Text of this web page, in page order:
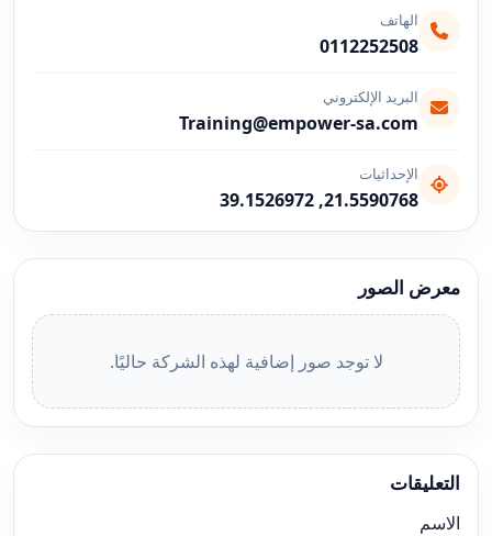
الهاتف
0112252508
البريد الإلكتروني
Training@empower-sa.com
الإحداثيات
21.5590768, 39.1526972
معرض الصور
لا توجد صور إضافية لهذه الشركة حاليًا.
التعليقات
الاسم